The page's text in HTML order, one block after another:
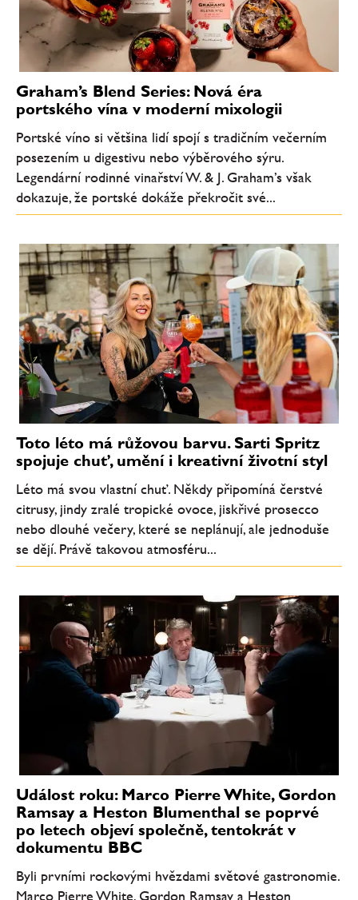
Graham’s Blend Series: Nová éra
portského vína v moderní mixologii
Portské víno si většina lidí spojí s tradičním večerním
posezením u digestivu nebo výběrového sýru.
Legendární rodinné vinařství W. & J. Graham’s však
dokazuje, že portské dokáže překročit své...
Toto léto má růžovou barvu. Sarti Spritz
spojuje chuť, umění i kreativní životní styl
Léto má svou vlastní chuť. Někdy připomíná čerstvé
citrusy, jindy zralé tropické ovoce, jiskřivé prosecco
nebo dlouhé večery, které se neplánují, ale jednoduše
se dějí. Právě takovou atmosféru...
Událost roku: Marco Pierre White, Gordon
Ramsay a Heston Blumenthal se poprvé
po letech objeví společně, tentokrát v
dokumentu BBC
Byli prvními rockovými hvězdami světové gastronomie.
Marco Pierre White, Gordon Ramsay a Heston